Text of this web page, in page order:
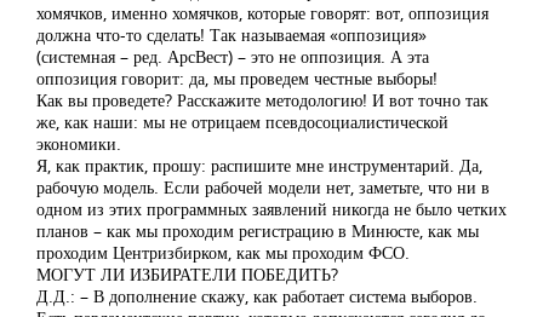
хомячков, именно хомячков, которые говорят: вот, оппозиция
должна что-то сделать! Так называемая «оппозиция»
(системная – ред. АрсВест) – это не оппозиция. А эта
оппозиция говорит: да, мы проведем честные выборы!
Как вы проведете? Расскажите методологию! И вот точно так
же, как наши: мы не отрицаем псевдосоциалистической
экономики.
Я, как практик, прошу: распишите мне инструментарий. Да,
рабочую модель. Если рабочей модели нет, заметьте, что ни в
одном из этих программных заявлений никогда не было четких
планов – как мы проходим регистрацию в Минюсте, как мы
проходим Центризбирком, как мы проходим ФСО.
МОГУТ ЛИ ИЗБИРАТЕЛИ ПОБЕДИТЬ?
Д.Д.: – В дополнение скажу, как работает система выборов.